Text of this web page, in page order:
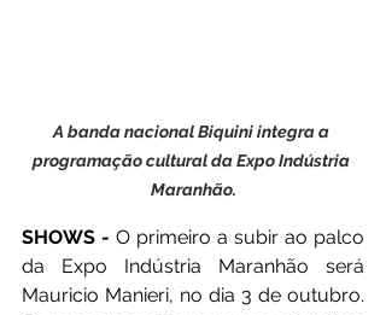
A banda nacional Biquini integra a
programação cultural da Expo Indústria
Maranhão.
SHOWS - O primeiro a subir ao palco
da Expo Indústria Maranhão será
Mauricio Manieri, no dia 3 de outubro.